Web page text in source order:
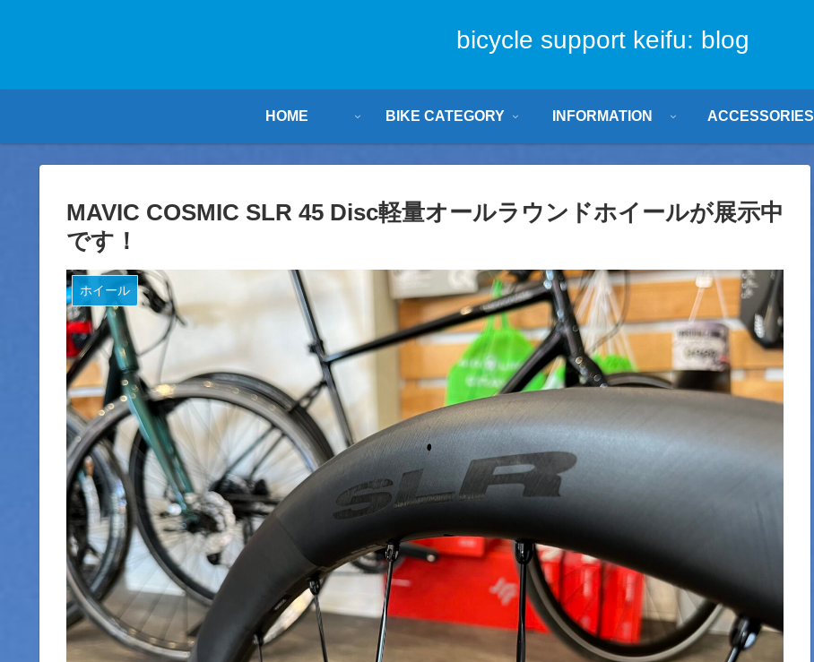
bicycle support keifu: blog
HOME BIKE CATEGORY INFORMATION ACCESSORIES
MAVIC COSMIC SLR 45 Disc軽量オールラウンドホイールが展示中
です！
ホイール